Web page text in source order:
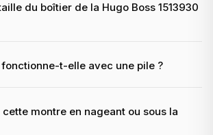
du boîtier de la Hugo Boss 1513930
t-elle avec une pile ?
montre en nageant ou sous la